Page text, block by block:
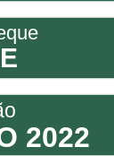
2022